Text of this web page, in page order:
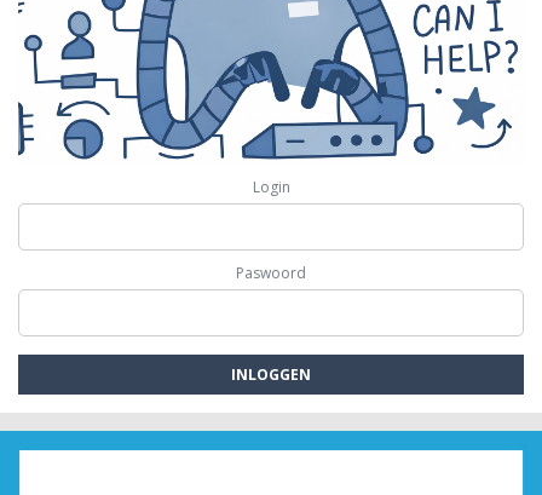
Login
Paswoord